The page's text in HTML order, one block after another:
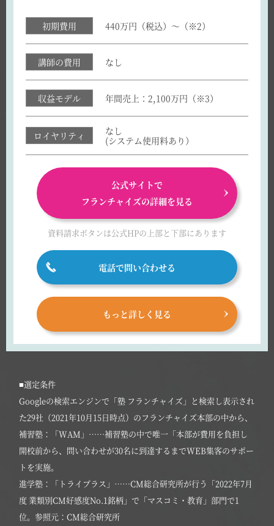
初期費用 440万円（税込）～（※2）
講師の費用 なし
収益モデル 年間売上：2,100万円（※3）
ロイヤリティ
なし
(システム使用料あり）
公式サイトで
フランチャイズの詳細を見る
資料請求ボタンは公式HPの上部と下部にあります
電話で問い合わせる
もっと詳しく見る
■選定条件
Googleの検索エンジンで「塾 フランチャイズ」と検索し表示され
た29社（2021年10月15日時点）のフランチャイズ本部の中から、
補習塾：「WAM」……補習塾の中で唯一「本部が費用を負担し
開校前から、問い合わせが30名に到達するまでWEB集客のサポー
トを実施。
進学塾：「トライプラス」……CM総合研究所が行う「2022年7月
度 業類別CM好感度No.1銘柄」で「マスコミ・教育」部門で1
位。参照元：CM総合研究所